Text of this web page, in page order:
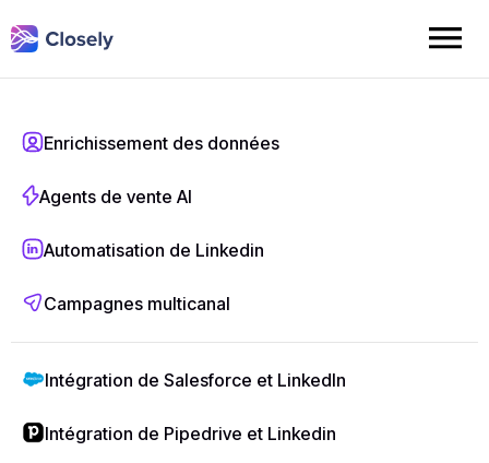
Enrichissement des données
Agents de vente AI
Automatisation de Linkedin
Campagnes multicanal
Intégration de Salesforce et LinkedIn
Intégration de Pipedrive et Linkedin
Intégration de
GoHighLevel
LinkedIn par
Closely
entièrement personnalisé dans votre tableau